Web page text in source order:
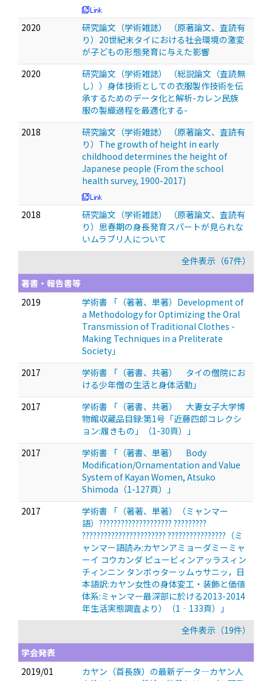
2020
研究論文（学術雑誌） （原著論文、査読有
り）20世紀末タイにおける社会環境の激変
が子どもの形態発育に与えた影響
2020
研究論文（学術雑誌） （総説論文（査読無
し））身体技術としての衣服製作技術を伝
承するためのデータ化と解析-カレン民族
服の製織過程を最適化する-
2018
研究論文（学術雑誌） （原著論文、査読有
り）The growth of height in early
childhood determines the height of
Japanese people (From the school
health survey, 1900-2017)
2018
研究論文（学術雑誌） （原著論文、査読有
り）思春期の身長発育スパートが見られな
いムラブリ人について
全件表示（67件）
著書・報告書等
2019
学術書 「（著著、単著）Development of
a Methodology for Optimizing the Oral
Transmission of Traditional Clothes -
Making Techniques in a Preliterate
Society」
2017
学術書 「（著書、共著） タイの僧院にお
ける少年僧の生活と身体活動」
2017
学術書 「（著書、共著） 大妻女子大学博
物館収蔵品目録:第1号「近藤四郎コレクシ
ョン:履きもの」（1-30頁）」
2017
学術書 「（著書、単著） Body
Modification/Ornamentation and Value
System of Kayan Women, Atsuko
Shimoda（1-127頁）」
2017
学術書 「（著著、単著）（ミャンマー
語）???????????????????? ?????????
??????????????????????? ????????????????（ミ
ャンマー語読み:カヤンアミョーダミーミャ
ーイ コウカンダ ピュービィンアッラスィン
チィンニン タンボゥターッムゥサニッ，日
本語訳:カヤン女性の身体変工・装飾と価値
体系:ミャンマー最深部に於ける2013-2014
年生活実態調査より）（1‐133頁）」
全件表示（19件）
学会発表
2019/01
カヤン（首長族）の最新データ—カヤン人